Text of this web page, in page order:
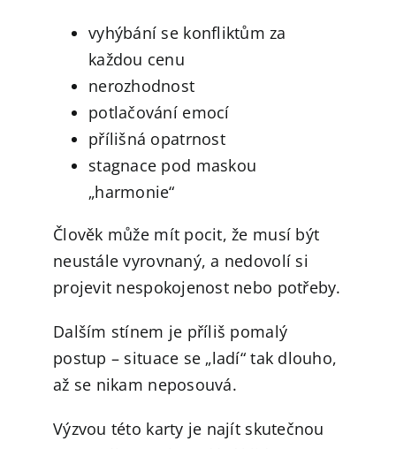
vyhýbání se konfliktům za
každou cenu
nerozhodnost
potlačování emocí
přílišná opatrnost
stagnace pod maskou
„harmonie“
Člověk může mít pocit, že musí být
neustále vyrovnaný, a nedovolí si
projevit nespokojenost nebo potřeby.
Dalším stínem je příliš pomalý
postup – situace se „ladí“ tak dlouho,
až se nikam neposouvá.
Výzvou této karty je najít skutečnou